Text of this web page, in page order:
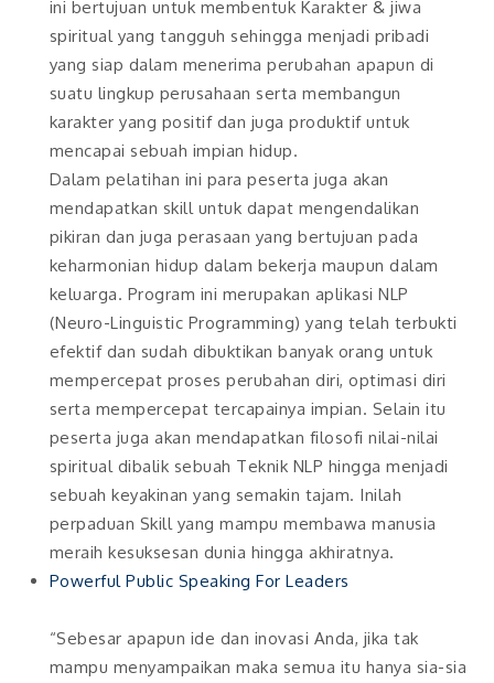
ini bertujuan untuk membentuk Karakter & jiwa
spiritual yang tangguh sehingga menjadi pribadi
yang siap dalam menerima perubahan apapun di
suatu lingkup perusahaan serta membangun
karakter yang positif dan juga produktif untuk
mencapai sebuah impian hidup.
Dalam pelatihan ini para peserta juga akan
mendapatkan skill untuk dapat mengendalikan
pikiran dan juga perasaan yang bertujuan pada
keharmonian hidup dalam bekerja maupun dalam
keluarga. Program ini merupakan aplikasi NLP
(Neuro-Linguistic Programming) yang telah terbukti
efektif dan sudah dibuktikan banyak orang untuk
mempercepat proses perubahan diri, optimasi diri
serta mempercepat tercapainya impian. Selain itu
peserta juga akan mendapatkan filosofi nilai-nilai
spiritual dibalik sebuah Teknik NLP hingga menjadi
sebuah keyakinan yang semakin tajam. Inilah
perpaduan Skill yang mampu membawa manusia
meraih kesuksesan dunia hingga akhiratnya.
Powerful Public Speaking For Leaders
“Sebesar apapun ide dan inovasi Anda, jika tak
mampu menyampaikan maka semua itu hanya sia-sia